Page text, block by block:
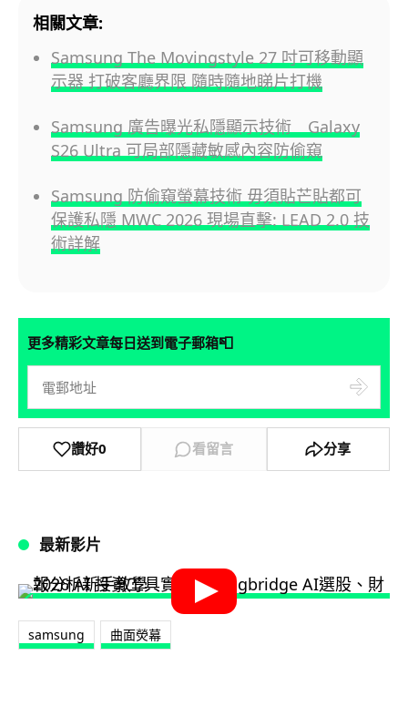
相關文章:
Samsung The Movingstyle 27 吋可移動顯
示器 打破客廳界限 隨時隨地睇片打機
Samsung 廣告曝光私隱顯示技術 Galaxy
S26 Ultra 可局部隱藏敏感內容防偷窺
Samsung 防偷窺螢幕技術 毋須貼芒貼都可
保護私隱 MWC 2026 現場直擊: LEAD 2.0 技
術詳解
更多精彩文章每日送到電子郵箱📮
讚好0 看留言 分享
最新影片
samsung 曲面熒幕